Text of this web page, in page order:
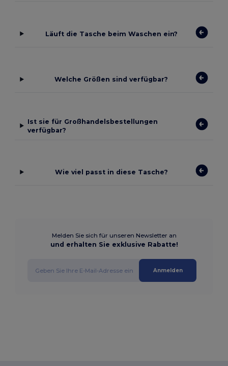
Läuft die Tasche beim Waschen ein?
Welche Größen sind verfügbar?
Ist sie für Großhandelsbestellungen
verfügbar?
Wie viel passt in diese Tasche?
Melden Sie sich für unseren Newsletter an
und erhalten Sie exklusive Rabatte!
Anmelden